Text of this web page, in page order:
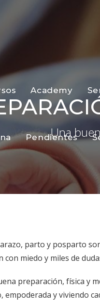
Academy
Pendientes
Una
parto y posparto
con miedo y miles de
preparación, física y
empoderada y viviendo